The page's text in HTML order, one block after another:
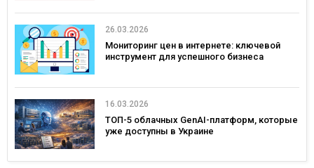
26.03.2026
Мониторинг цен в интернете: ключевой
инструмент для успешного бизнеса
16.03.2026
ТОП-5 облачных GenAI-платформ, которые
уже доступны в Украине